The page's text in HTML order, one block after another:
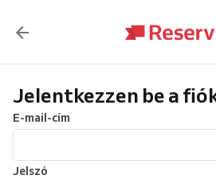
Jelentkezzen be a
E-mail-cím
Jelszó